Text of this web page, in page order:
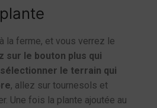
la ferme, et vous verrez le
sur le bouton plus qui
le terrain qui
, allez sur tournesols et
Une fois la plante ajoutée au